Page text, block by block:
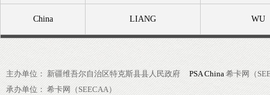
China LIANG WU
主办单位： 新疆维吾尔自治区特克斯县县人民政府 PSA China 希卡网（
承办单位： 希卡网（SEECAA）